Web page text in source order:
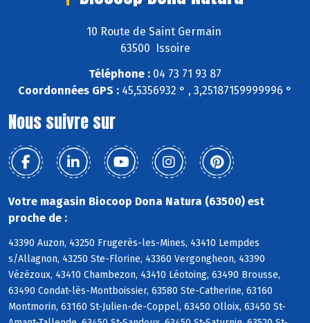
10 Route de Saint Germain
63500 Issoire
Téléphone : 04 73 71 93 87
Coordonnées GPS : 45,5356932 ° , 3,25187159999996 °
Nous suivre sur
Votre magasin Biocoop Dona Natura (63500) est
proche de :
43390 Auzon, 43250 Frugerès-les-Mines, 43410 Lempdes
s/Allagnon, 43250 Ste-Florine, 43360 Vergongheon, 43390
Vézézoux, 43410 Chambezon, 43410 Léotoing, 63490 Brousse,
63490 Condat-lès-Montboissier, 63580 Ste-Catherine, 63160
Montmorin, 63160 St-Julien-de-Coppel, 63450 Olloix, 63450 St-